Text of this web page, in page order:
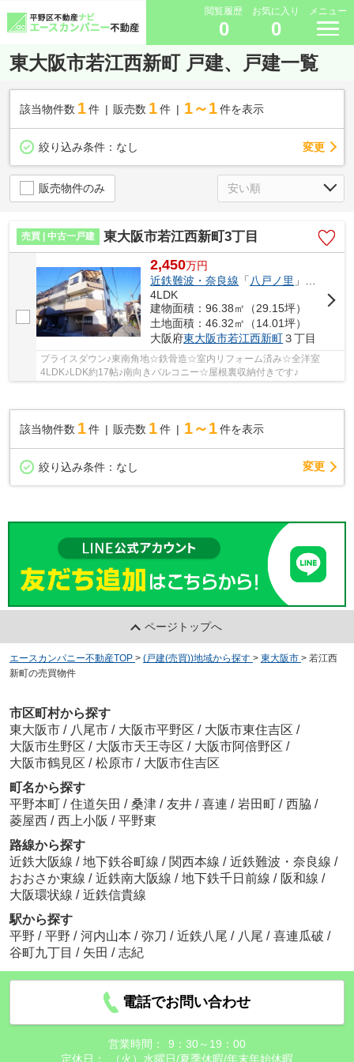
閲覧履歴
0
お気に入り
0
メニュー
東大阪市若江西新町 戸建、戸建一覧
該当物件数 1件 販売数 1 件 1～1 件を表示
絞り込み条件： なし 変更
販売物件のみ
売買 | 中古一戸建 東大阪市若江西新町3丁目
2,450万円
近鉄難波・奈良線 「八戸ノ里 」駅 徒歩15分
4LDK
建物面積：96.38㎡（29.15坪）
土地面積：46.32㎡（14.01坪）
大阪府東大阪市若江西新町３丁目
プライスダウン♪東南角地☆鉄骨造☆室内リフォーム済み☆全洋室
4LDK♪LDK約17帖♪南向きバルコニー☆屋根裏収納付きです♪
該当物件数 1件 販売数 1 件 1～1 件を表示
絞り込み条件： なし 変更
ページトップへ
エースカンパニー不動産TOP > (戸建(売買))地域から探す > 東大阪市 > 若江西
新町の売買物件
市区町村から探す
東大阪市 / 八尾市 / 大阪市平野区 / 大阪市東住吉区 /
大阪市生野区 / 大阪市天王寺区 / 大阪市阿倍野区 /
大阪市鶴見区 / 松原市 / 大阪市住吉区
町名から探す
平野本町 / 住道矢田 / 桑津 / 友井 / 喜連 / 岩田町 / 西脇 /
菱屋西 / 西上小阪 / 平野東
路線から探す
近鉄大阪線 / 地下鉄谷町線 / 関西本線 / 近鉄難波・奈良線 /
おおさか東線 / 近鉄南大阪線 / 地下鉄千日前線 / 阪和線 /
大阪環状線 / 近鉄信貴線
駅から探す
平野 / 平野 / 河内山本 / 弥刀 / 近鉄八尾 / 八尾 / 喜連瓜破 /
谷町九丁目 / 矢田 / 志紀
電話でお問い合わせ
営業時間：
9：30～19：00
定休日：
（火）水曜日/夏季休暇/年末年始休暇